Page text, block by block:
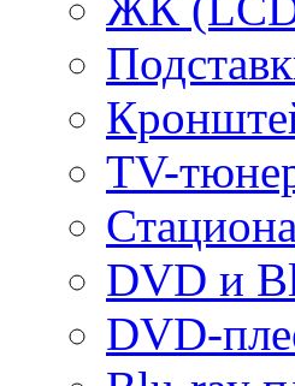
TV-
DVD и
DVD-